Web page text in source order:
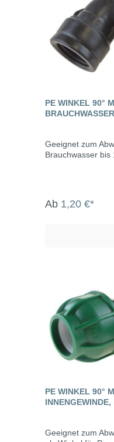
PE WINKEL 90°
Geeignet zum
Brauchwasser bis
Ab 1,20 €*
PE WINKEL 90°
Geeignet zum